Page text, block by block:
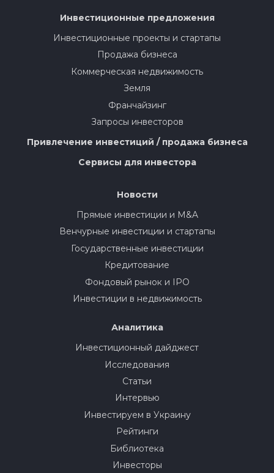
Инвестиционные предложения
Инвестиционные проекты и стартапы
Продажа бизнеса
Коммерческая недвижимость
Земля
Франчайзинг
Запросы инвесторов
Привлечение инвестиций / продажа бизнеса
Сервисы для инвестора
Новости
Прямые инвестиции и M&A
Венчурные инвестиции и стартапы
Государственные инвестиции
Кредитование
Фондовый рынок и IPO
Инвестиции в недвижимость
Аналитика
Инвестиционный дайджест
Исследования
Статьи
Интервью
Инвестируем в Украину
Рейтинги
Библиотека
Инвесторы